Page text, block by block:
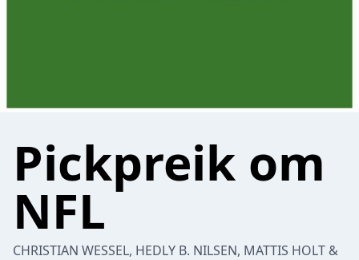
Pickpreik om
NFL
CHRISTIAN WESSEL, HEDLY B. NILSEN, MATTIS HOLT &